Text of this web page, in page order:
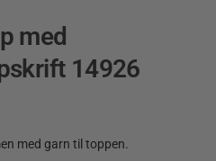
med
14926
med garn til toppen.